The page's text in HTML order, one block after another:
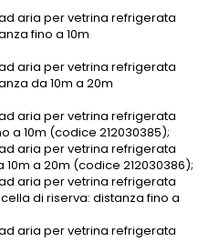
aria per vetrina refrigerata
fino a 10m
aria per vetrina refrigerata
da 10m a 20m
aria per vetrina refrigerata
a 10m (codice 212030385);
aria per vetrina refrigerata
a 20m (codice 212030386);
aria per vetrina refrigerata
di riserva: distanza fino a
aria per vetrina refrigerata